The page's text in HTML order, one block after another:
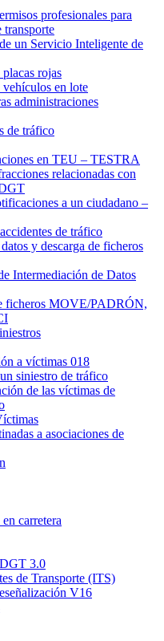
profesionales para
transporte
un Servicio Inteligente de
rojas
en lote
administraciones
de tráfico
en TEU – TESTRA
relacionadas con
a un ciudadano –
de tráfico
y descarga de ficheros
Intermediación de Datos
ficheros MOVE/PADRÓN,
a víctimas 018
siniestro de tráfico
de las víctimas de
a asociaciones de
carretera
3.0
de Transporte (ITS)
V16